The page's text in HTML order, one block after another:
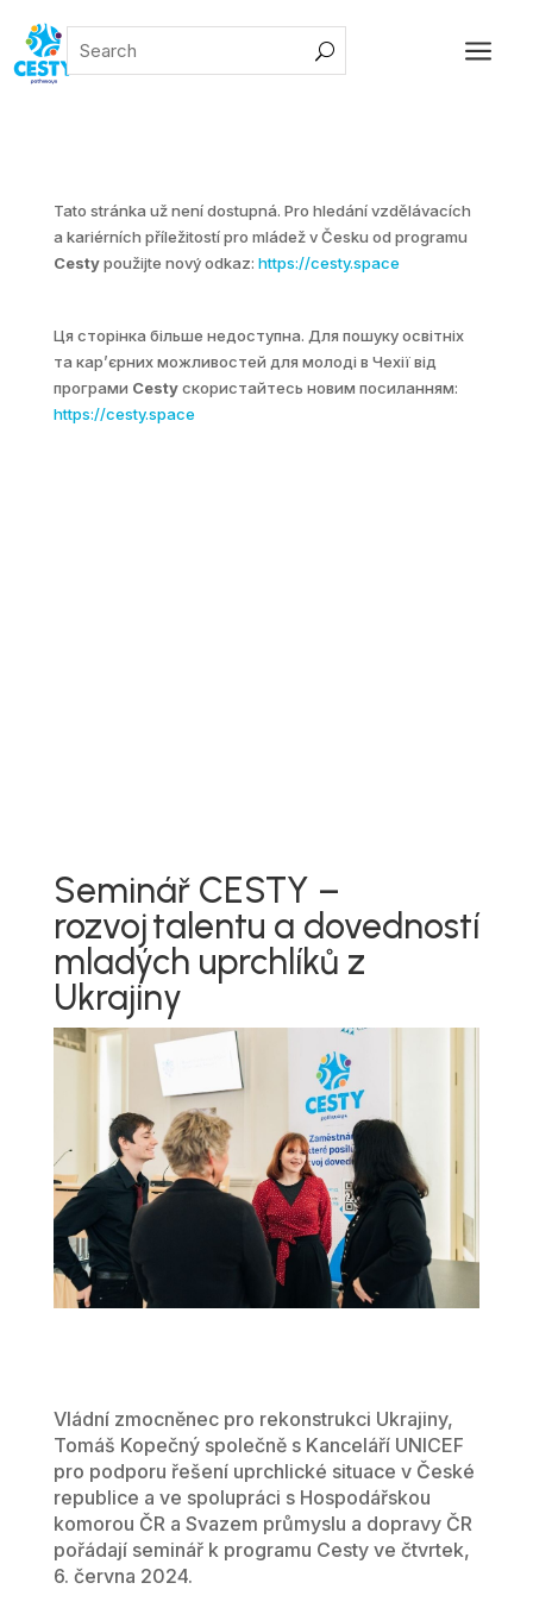
a
Tato stránka už není dostupná. Pro hledání vzdělávacích
a kariérních příležitostí pro mládež v Česku od programu
Cestypoužijte nový odkaz: https://cesty.space
Ця сторінка більше недоступна. Для пошуку освітніх
та карʼєрних можливостей для молоді в Чехії від
програми Cestyскористайтесь новим посиланням:
https://cesty.space
Seminář CESTY –
rozvoj talentu a dovedností
mladých uprchlíků z
Ukrajiny
Vládní zmocněnec pro rekonstrukci Ukrajiny,
Tomáš Kopečný společně s Kanceláří UNICEF
pro podporu řešení uprchlické situace v České
republice a ve spolupráci s Hospodářskou
komorou ČR a Svazem průmyslu a dopravy ČR
pořádají seminář k programu Cesty ve čtvrtek,
6. června 2024.